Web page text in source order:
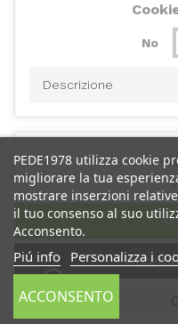
PEDE1978 utilizza cookie
migliorare la tua
mostrare inserzioni
il tuo consenso al suo
Acconsento.
Piú info Personalizza i
ACCONSENTO
No
Descrizione
No
Descrizione
Cookie